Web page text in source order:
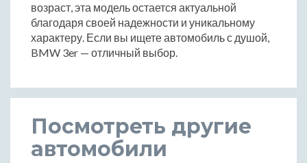
возраст, эта модель остается актуальной
благодаря своей надежности и уникальному
характеру. Если вы ищете автомобиль с душой,
BMW 3er — отличный выбор.
Посмотреть другие
автомобили